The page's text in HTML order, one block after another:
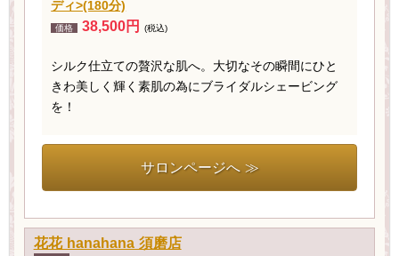
ディ>(180分)
価格 38,500円 (税込)
シルク仕立ての贅沢な肌へ。大切なその瞬間にひと
きわ美しく輝く素肌の為にブライダルシェービング
を！
サロンページへ ≫
花花 hanahana 須磨店